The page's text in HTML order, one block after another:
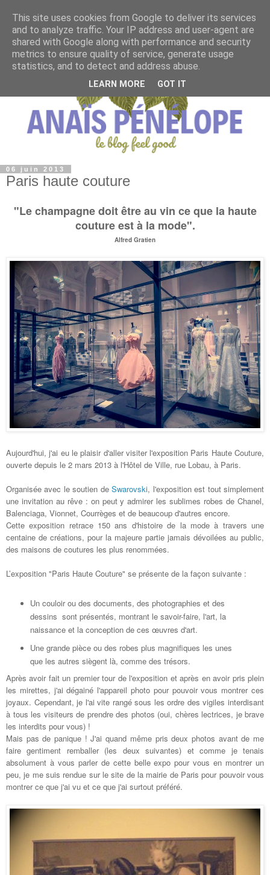
06 juin 2013
Paris haute couture
"Le champagne doit être au vin ce que la haute
coutureest à la mode".
Alfred Gratien
Aujourd'hui, j'ai eu le plaisir d'aller visiter l'exposition Paris Haute Couture,
ouverte depuis le 2 mars 2013 à l'Hôtel de Ville, rue Lobau, à Paris.
Organisée avec le soutien deSwarovski, l'exposition est tout simplement
une invitation au rêve : on peut y admirer les sublimes robes de Chanel,
Balenciaga, Vionnet, Courrèges et de beaucoup d'autres encore.
Cette exposition retrace 150 ans d'histoire de la mode à travers une
centaine de créations, pour la majeure partie jamais dévoilées au public,
des maisons de coutures les plus renommées.
L’exposition "Paris Haute Couture" se présente de la façon suivante :
Un couloir ou des documents, des photographies et des
dessins sont présentés, montrant le savoir-faire, l'art, la
naissance et la conception de ces œuvres d'art.
Une grande pièce ou des robes plus magnifiques les unes
que les autres siègent là, comme des trésors.
Après avoir fait un premier tour de l'exposition et après en avoir pris plein
les mirettes, j'ai dégainé l'appareil photo pour pouvoir vous montrer ces
joyaux. Cependant, je l'ai vite rangé sous les ordre des vigiles interdisant
à tous les visiteurs de prendre des photos (oui, chères lectrices, je brave
les interdits pour vous) !
Mais pas de panique !J'ai quand même pris deux photos avant de me
faire gentiment remballer (les deux suivantes) etcomme je tenais
absolument à vous parler de cette belle expo pour vous en montrer un
peu, je me suis rendue sur le site de la mairie de Paris pour pouvoir vous
montrer ce que j'ai vu et ce que j'ai surtout préféré.
This site uses cookies from Google to deliver its services
and to analyze traffic. Your IP address and user-agent are
shared with Google along with performance and security
metrics to ensure quality of service, generate usage
statistics, and to detect and address abuse.
LEARN MORE GOT IT